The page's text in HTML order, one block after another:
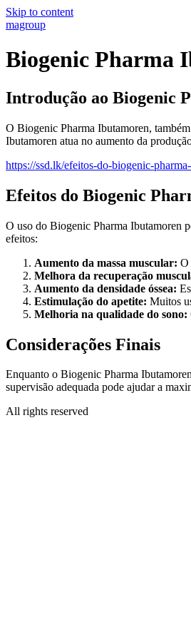
Skip to content
magroup
Biogenic Pharma
Introdução ao Biogenic
O Biogenic Pharma Ibutamoren,
Ibutamoren atua no aumento da
https://ssd.lk/efeitos-do-biogenic-
Efeitos do Biogenic
O uso do Biogenic Pharma Ibutamoren
efeitos:
Aumento da massa muscular: O
Melhora da recuperação
Aumento da densidade óssea:
Estimulação do apetite: Muitos
Melhoria na qualidade do sono:
Considerações Finais
Enquanto o Biogenic Pharma
supervisão adequada pode ajudar a
All rights reserved